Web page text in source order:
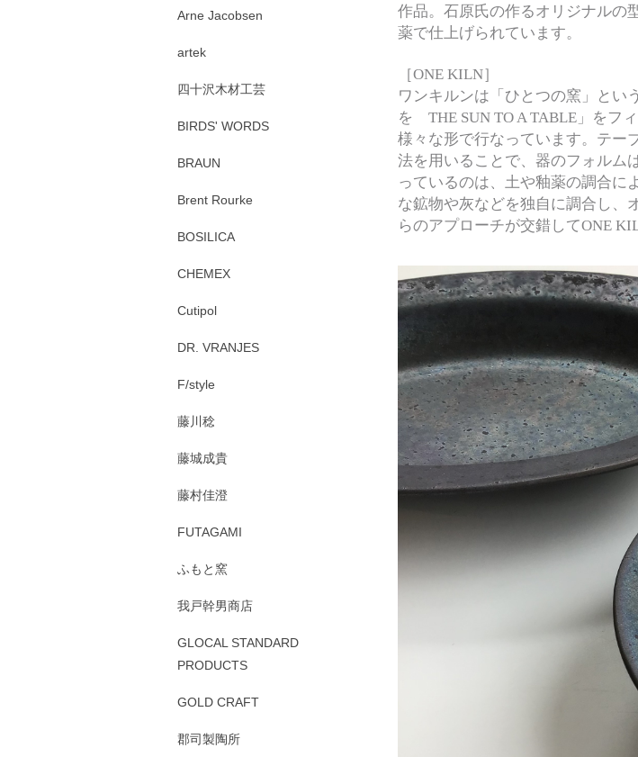
作品。石原氏の作るオリジナルの
薬で仕上げられています。
［ONE KILN］
ワンキルンは「ひとつの窯」とい
を THE SUN TO A TABLE」をフ
様々な形で行なっています。テー
法を用いることで、器のフォルム
っているのは、土や釉薬の調合に
な鉱物や灰などを独自に調合し、
らのアプローチが交錯してONE
Arne Jacobsen
artek
四十沢木材工芸
BIRDS' WORDS
BRAUN
Brent Rourke
BOSILICA
CHEMEX
Cutipol
DR. VRANJES
F/style
藤川稔
藤城成貴
藤村佳澄
FUTAGAMI
ふもと窯
我戸幹男商店
GLOCAL STANDARD
PRODUCTS
GOLD CRAFT
郡司製陶所